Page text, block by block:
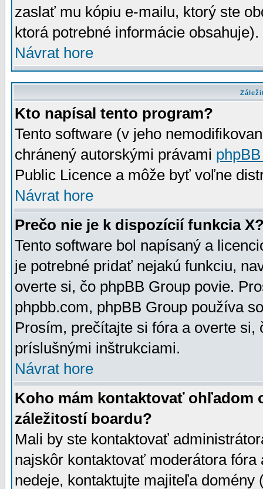
zaslať mu kópiu e-mailu, ktorý ste
ktorá potrebné informácie
Návrat hore
Kto napísal tento program?
Tento software (v jeho
chránený autorskými právami
Public Licence a môže byť voľne
Návrat hore
Prečo nie je k dispozícií funkcia
Tento software bol napísaný a
je potrebné pridať nejakú funkciu,
overte si, čo phpBB Group povie.
phpbb.com, phpBB Group používa
Prosím, prečítajte si fóra a overte
príslušnými inštrukciami.
Návrat hore
Koho mám kontaktovať ohľadom
záležitostí boardu?
Mali by ste kontaktovať
najskôr kontaktovať moderátora
nedeje, kontaktujte majiteľa